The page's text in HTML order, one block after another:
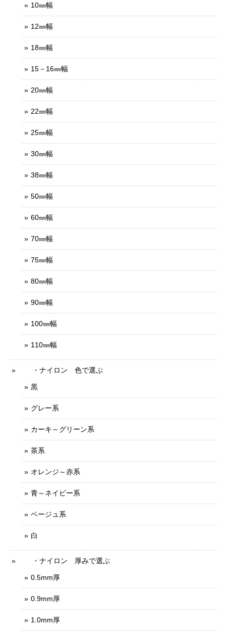
10㎜幅
12㎜幅
18㎜幅
15－16㎜幅
20㎜幅
22㎜幅
25㎜幅
30㎜幅
38㎜幅
50㎜幅
60㎜幅
70㎜幅
75㎜幅
80㎜幅
90㎜幅
100㎜幅
110㎜幅
・ナイロン 色で選ぶ
黒
グレー系
カーキ～グリーン系
茶系
オレンジ～赤系
青～ネイビー系
ベージュ系
白
・ナイロン 厚みで選ぶ
0.5mm厚
0.9mm厚
1.0mm厚